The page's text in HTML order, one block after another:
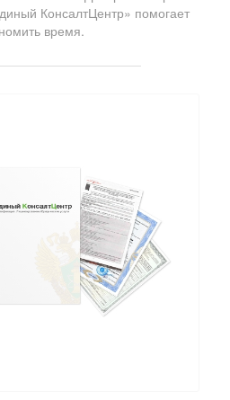
КонсалтЦентр» помогает
время.